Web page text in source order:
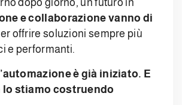
dopo giorno, un futuro in
e collaborazione vanno di
offrire soluzioni sempre più
e performanti.
è già iniziato. E
lo stiamo costruendo